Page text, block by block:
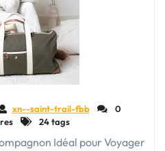
xn--saint-trail-fbb
0
24 tags
Idéal pour Voyager